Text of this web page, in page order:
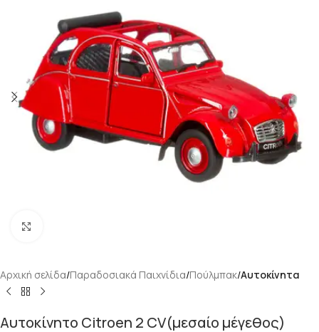
Αρχική σελίδα Παραδοσιακά Παιχνίδια Πούλμπακ Αυτοκίνητα
Αυτοκίνητο Citroen 2 CV(μεσαίο μέγεθος)